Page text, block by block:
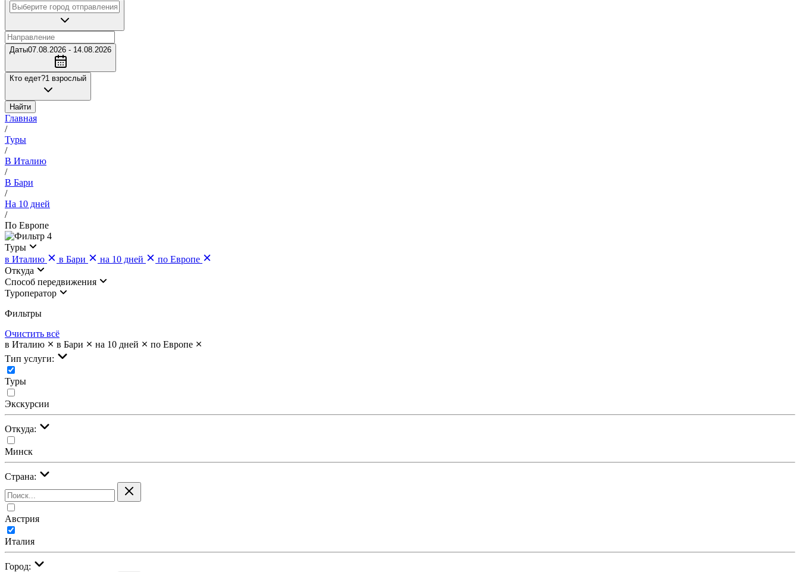
Даты07.08.2026 - 14.08.2026
Кто едет?1 взрослый
Найти
Главная
/
Туры
/
В Италию
/
В Бари
/
На 10 дней
/
По Европе
4
Туры
в Италию
в Бари на 10 дней
по Европе
Откуда
Cпособ передвижения
Туроператор
Фильтры
Очистить всё
в Италию
в Бари на 10 дней
по Европе
Тип услуги:
Туры
Экскурсии
Откуда:
Минск
Страна:
Австрия
Италия
Город: